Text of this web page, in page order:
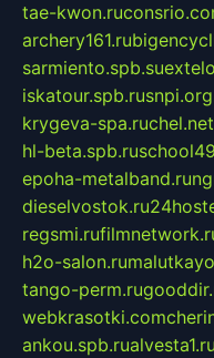
tae-kwon.ru
archery161.ru
sarmiento.spb.su
iskatour.spb.ru
krygeva-spa.ru
hl-beta.spb.ru
epoha-metalband.ru
dieselvostok.ru
regsmi.ru
h2o-salon.ru
tango-perm.ru
webkrasotki.com
ankou.spb.rualvesta1.ru